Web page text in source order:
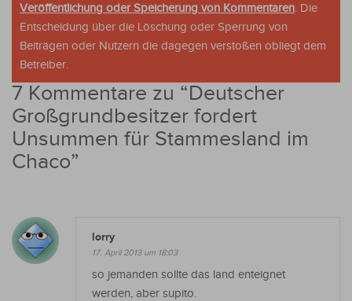
Veröffentlichung oder Speicherung von Kommentaren. Die
Entscheidung über die Löschung oder Sperrung von
Beiträgen oder Nutzern die dagegen verstoßen obliegt dem
Betreiber.
7 Kommentare zu “Deutscher
Großgrundbesitzer fordert
Unsummen für Stammesland im
Chaco”
lorry
17. April 2013 um 18:03
so jemanden sollte das land enteignet
werden, aber supito.